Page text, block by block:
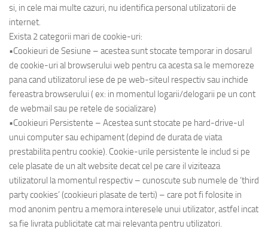
si, in cele mai multe cazuri, nu identifica personal utilizatorii de
internet.
Exista 2 categorii mari de cookie-uri:
•Cookieuri de Sesiune – acestea sunt stocate temporar in dosarul
de cookie-uri al browserului web pentru ca acesta sa le memoreze
pana cand utilizatorul iese de pe web-siteul respectiv sau inchide
fereastra browserului ( ex: in momentul logarii/delogarii pe un cont
de webmail sau pe retele de socializare)
•Cookieuri Persistente – Acestea sunt stocate pe hard-drive-ul
unui computer sau echipament (depind de durata de viata
prestabilita pentru cookie). Cookie-urile persistente le includ si pe
cele plasate de un alt website decat cel pe care il viziteaza
utilizatorul la momentul respectiv – cunoscute sub numele de ‘third
party cookies’ (cookieuri plasate de terti) – care pot fi folosite in
mod anonim pentru a memora interesele unui utilizator, astfel incat
sa fie livrata publicitate cat mai relevanta pentru utilizatori.